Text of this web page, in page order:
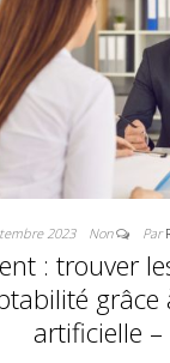
2023 Non Par
: trouver
grâce
artificielle